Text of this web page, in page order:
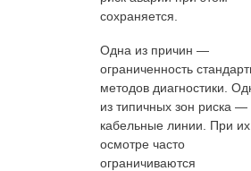
сохраняется.
Одна из причин —
ограниченность
методов диагностики.
из типичных зон риска —
кабельные линии. При их
осмотре часто
ограничиваются